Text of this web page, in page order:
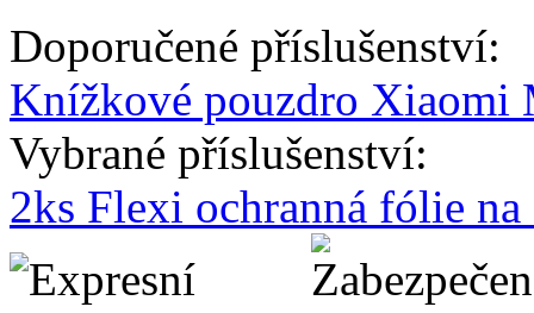
Doporučené příslušenství:
Knížkové pouzdro
Vybrané příslušenství:
2ks Flexi ochranná fólie